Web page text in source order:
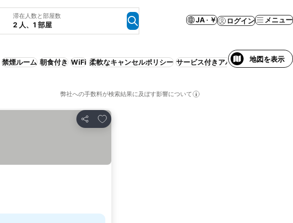
滞在人数と部屋数
2 人、1 部屋
JA · ￥ ログイン メニュー
禁煙ルーム 朝食付き WiFi 柔軟なキャンセルポリシー サービス付きアパートメント エアコ
地図を表示
弊社への手数料が検索結果に及ぼす影響について
シェア
お気に入りに追加